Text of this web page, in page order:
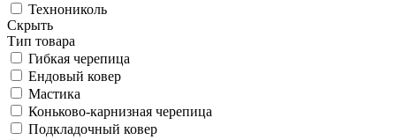
Технониколь
Скрыть
Тип товара
Гибкая черепица
Ендовый ковер
Мастика
Коньково-карнизная черепица
Подкладочный ковер